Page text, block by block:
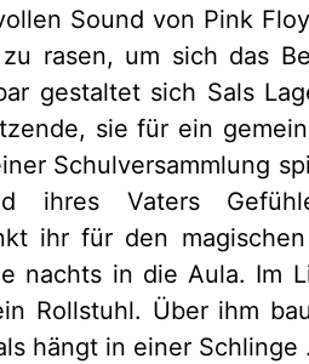
Sound von Pink
rasen, um sich das
gestaltet sich Sals
sie für ein
Schulversammlung
ihres Vaters
ihr für den
nachts in die Aula. Im
Rollstuhl. Über ihm
hängt in einer Schlinge